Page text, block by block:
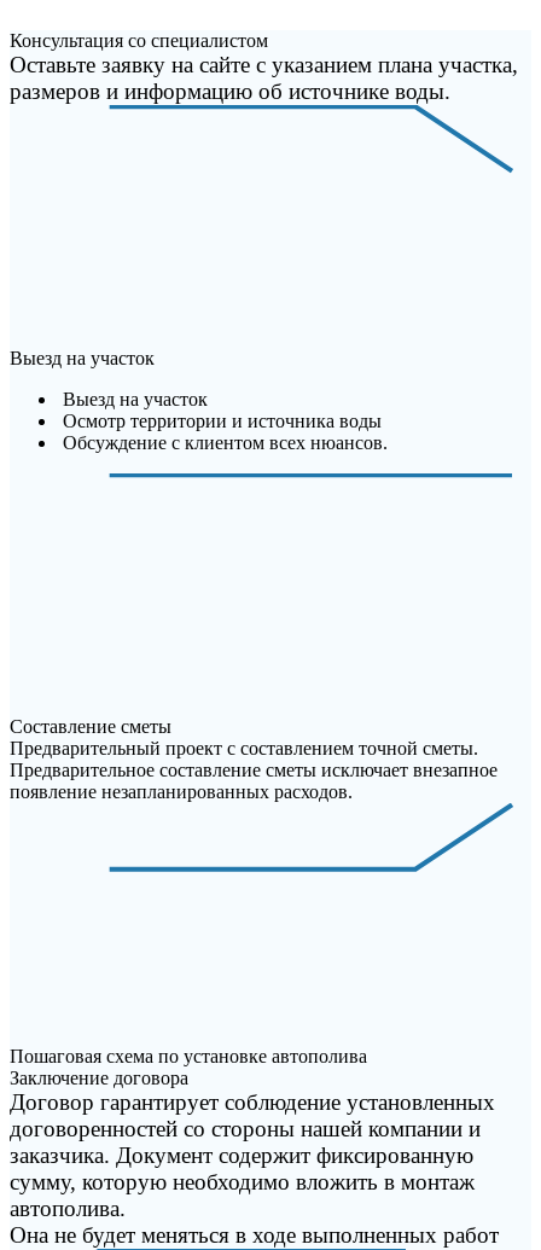
Консультация со специалистом
Оставьте заявку на сайте с указанием плана участка,
размеров и информацию об источнике воды.
Выезд на участок
Выезд на участок
Осмотр территории и источника воды
Обсуждение с клиентом всех нюансов.
Составление сметы
Предварительный проект с составлением точной сметы.
Предварительное составление сметы исключает внезапное
появление незапланированных расходов.
Пошаговая схема по установке автополива
Заключение договора
Договор гарантирует соблюдение установленных
договоренностей со стороны нашей компании и
заказчика. Документ содержит фиксированную
сумму, которую необходимо вложить в монтаж
автополива.
Она не будет меняться в ходе выполненных работ